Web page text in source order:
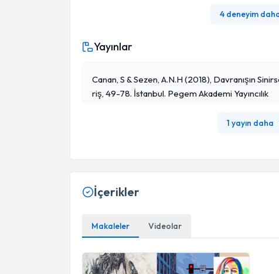
4 deneyim
Yayınlar
Canan, S & Sezen, A.N.H (2018), Davranışın
Riş, 49-78. İstanbul. Pegem Akademi Yayıncılık
1 yayın daha
İçerikler
Makaleler Videolar
Kültürel Şok- I